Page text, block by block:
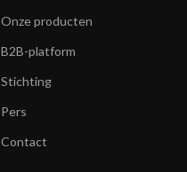
Onze producten
B2B-platform
Stichting
Pers
Contact